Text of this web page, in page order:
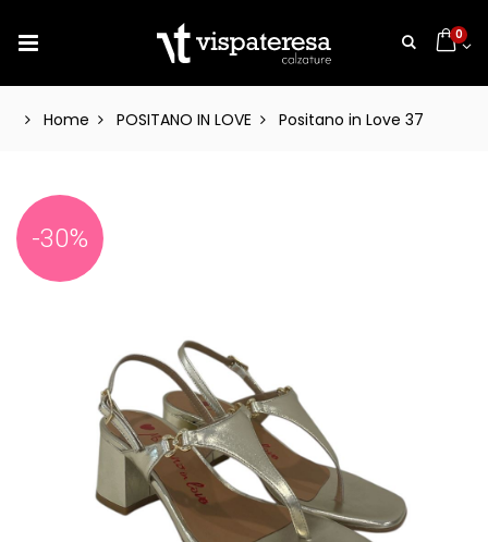
0
Home POSITANO IN LOVE Positano in Love 37
-30%